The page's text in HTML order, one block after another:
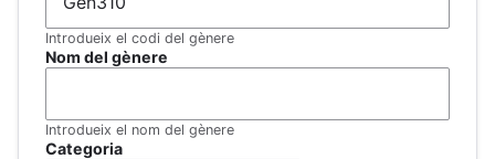
Introdueix el codi del gènere
Nom del gènere
Introdueix el nom del gènere
Categoria